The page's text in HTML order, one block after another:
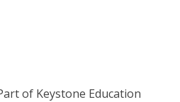
of Keystone Education